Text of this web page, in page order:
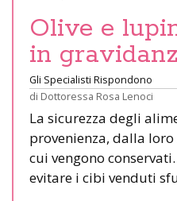
Olive e
in
Gli Specialisti Rispondono
di Dottoressa Rosa Lenoci
La sicurezza degli
provenienza, dalla
cui vengono
evitare i cibi venduti